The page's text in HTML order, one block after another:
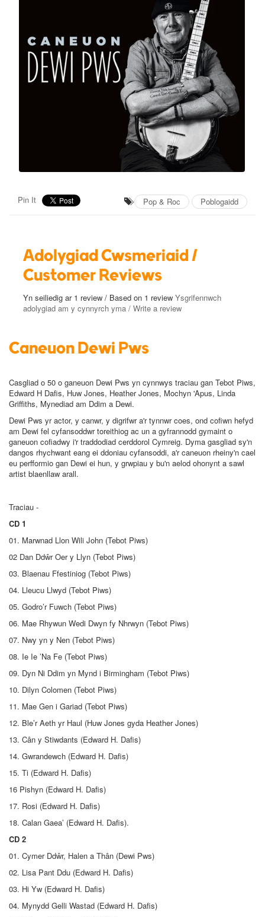
Pin It Pop & Roc Poblogaidd
Adolygiad Cwsmeriaid /
Customer Reviews
Yn seiliedig ar 1 review / Based on 1 review Ysgrifennwch
adolygiad am y cynnyrch yma / Write a review
Caneuon Dewi Pws
Casgliad o 50 o ganeuon Dewi Pws yn cynnwys traciau gan Tebot Piws,
Edward H Dafis, Huw Jones, Heather Jones, Mochyn 'Apus, Linda
Griffiths, Mynediad am Ddim a Dewi.
Dewi Pws yr actor, y canwr, y digrifwr a'r tynnwr coes, ond cofiwn hefyd
am Dewi fel cyfansoddwr toreithiog ac un a gyfrannodd gymaint o
ganeuon cofiadwy i'r traddodiad cerddorol Cymreig. Dyma gasgliad sy'n
dangos rhychwant eang ei ddoniau cyfansoddi, a'r caneuon rheiny'n cael
eu perfformio gan Dewi ei hun, y grwpiau y bu'n aelod ohonynt a sawl
artist blaenllaw arall.
Traciau -
CD 1
01. Marwnad Llon Wili John (Tebot Piws)
02 Dan Ddŵr Oer y Llyn (Tebot Piws)
03. Blaenau Ffestiniog (Tebot Piws)
04. Lleucu Llwyd (Tebot Piws)
05. Godro’r Fuwch (Tebot Piws)
06. Mae Rhywun Wedi Dwyn fy Nhrwyn (Tebot Piws)
07. Nwy yn y Nen (Tebot Piws)
08. Ie Ie ’Na Fe (Tebot Piws)
09. Dyn Ni Ddim yn Mynd i Birmingham (Tebot Piws)
10. Dilyn Colomen (Tebot Piws)
11. Mae Gen i Gariad (Tebot Piws)
12. Ble’r Aeth yr Haul (Huw Jones gyda Heather Jones)
13. Cân y Stiwdants (Edward H. Dafis)
14. Gwrandewch (Edward H. Dafis)
15. Ti (Edward H. Dafis)
16 Pishyn (Edward H. Dafis)
17. Rosi (Edward H. Dafis)
18. Calan Gaea’ (Edward H. Dafis).
CD 2
01. Cymer Ddŵr, Halen a Thân (Dewi Pws)
02. Lisa Pant Ddu (Edward H. Dafis)
03. Hi Yw (Edward H. Dafis)
04. Mynydd Gelli Wastad (Edward H. Dafis)